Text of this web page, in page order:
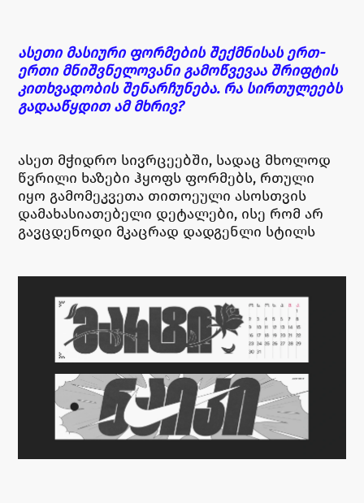
ასეთი მასიური ფორმების შექმნისას ერთ-
ერთი მნიშვნელოვანი გამოწვევაა შრიფტის
კითხვადობის შენარჩუნება. რა სირთულეებს
გადააწყდით ამ მხრივ?
ასეთ მჭიდრო სივრცეებში, სადაც მხოლოდ
წვრილი ხაზები ჰყოფს ფორმებს, რთული
იყო გამომეკვეთა თითოეული ასოსთვის
დამახასიათებელი დეტალები, ისე რომ არ
გავცდენოდი მკაცრად დადგენლი სტილს